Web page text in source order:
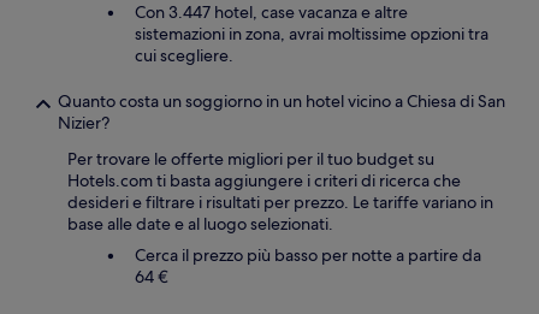
Con 3.447 hotel, case vacanza e altre
sistemazioni in zona, avrai moltissime opzioni tra
cui scegliere.
Quanto costa un soggiorno in un hotel vicino a Chiesa di San
Nizier?
Per trovare le offerte migliori per il tuo budget su
Hotels.com ti basta aggiungere i criteri di ricerca che
desideri e filtrare i risultati per prezzo. Le tariffe variano in
base alle date e al luogo selezionati.
Cerca il prezzo più basso per notte a partire da
64 €